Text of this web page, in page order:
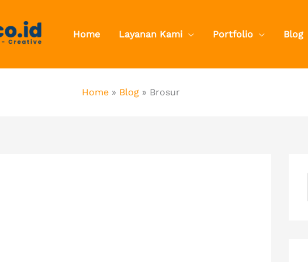
Home Layanan Kami Portfolio Blog
Home Blog Brosur